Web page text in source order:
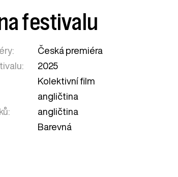
festivalu
Česká premiéra
2025
Kolektivní film
angličtina
angličtina
Barevná